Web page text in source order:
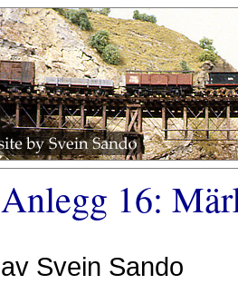
Anlegg 16:
av Svein Sando